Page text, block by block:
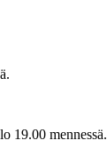
19.00 mennessä.